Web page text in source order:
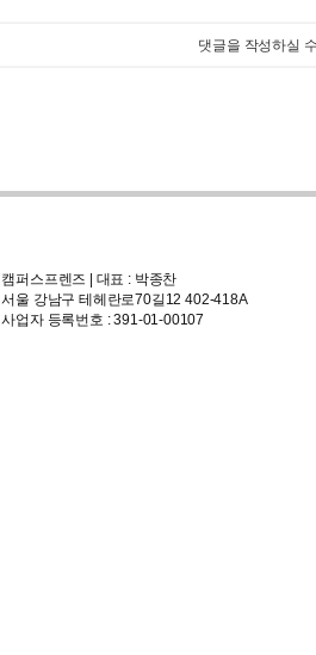
댓글을 작성하실
캠퍼스프렌즈 | 대표 : 박종찬
서울 강남구 테헤란로70길12 402-418A
사업자 등록번호 : 391-01-00107